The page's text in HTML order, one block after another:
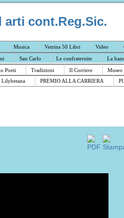
arti cont.Reg.Sic.
Musica Vetrina 50 Libri Video
San Carlo Le confraternite La
Poeti Tradizioni Il Corriere Museo
Lilybetana PREMIO ALLA CARRIERA